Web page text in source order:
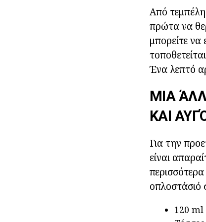
Από
πρώτα να
μπορείτε
Ένα λεπτό
ΜΙΑ
ΚΑΙ
Για την
είναι
οπλοστάσιό
120 ml